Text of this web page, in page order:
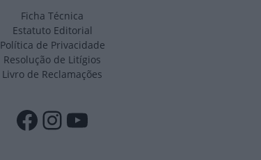
Ficha Técnica
Estatuto Editorial
Política de Privacidade
Resolução de Litígios
Livro de Reclamações
Facebook
Instagram
YouTube